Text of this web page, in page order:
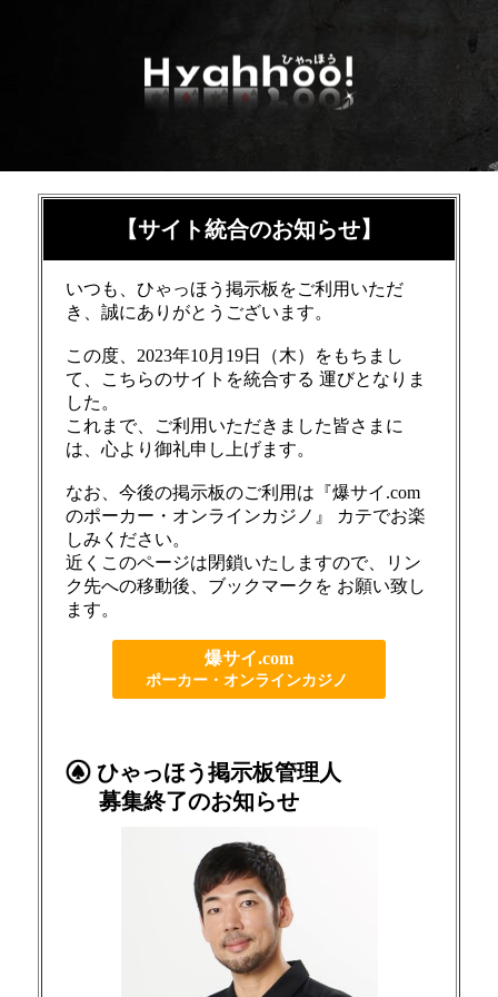
【サイト統合のお知らせ】
いつも、ひゃっほう掲示板をご利用いただ
き、誠にありがとうございます。
この度、2023年10月19日（木）をもちまし
て、こちらのサイトを統合する 運びとなりま
した。
これまで、ご利用いただきました皆さまに
は、心より御礼申し上げます。
なお、今後の掲示板のご利用は『爆サイ.com
のポーカー・オンラインカジノ』 カテでお楽
しみください。
近くこのページは閉鎖いたしますので、リン
ク先への移動後、ブックマークを お願い致し
ます。
爆サイ.com
ポーカー・オンラインカジノ
ひゃっほう掲示板管理人
募集終了のお知らせ